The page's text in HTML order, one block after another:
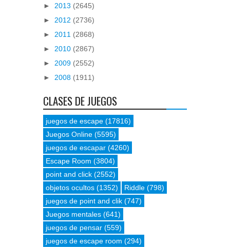
► 2013 (2645)
► 2012 (2736)
► 2011 (2868)
► 2010 (2867)
► 2009 (2552)
► 2008 (1911)
CLASES DE JUEGOS
juegos de escape (17816)
Juegos Online (5595)
juegos de escapar (4260)
Escape Room (3804)
point and click (2552)
objetos ocultos (1352) Riddle (798)
juegos de point and clik (747)
Juegos mentales (641)
juegos de pensar (559)
juegos de escape room (294)